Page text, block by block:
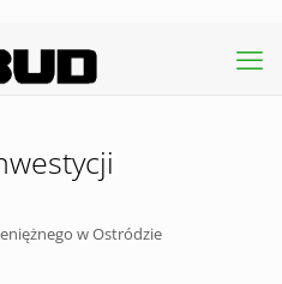
w Ostródzie